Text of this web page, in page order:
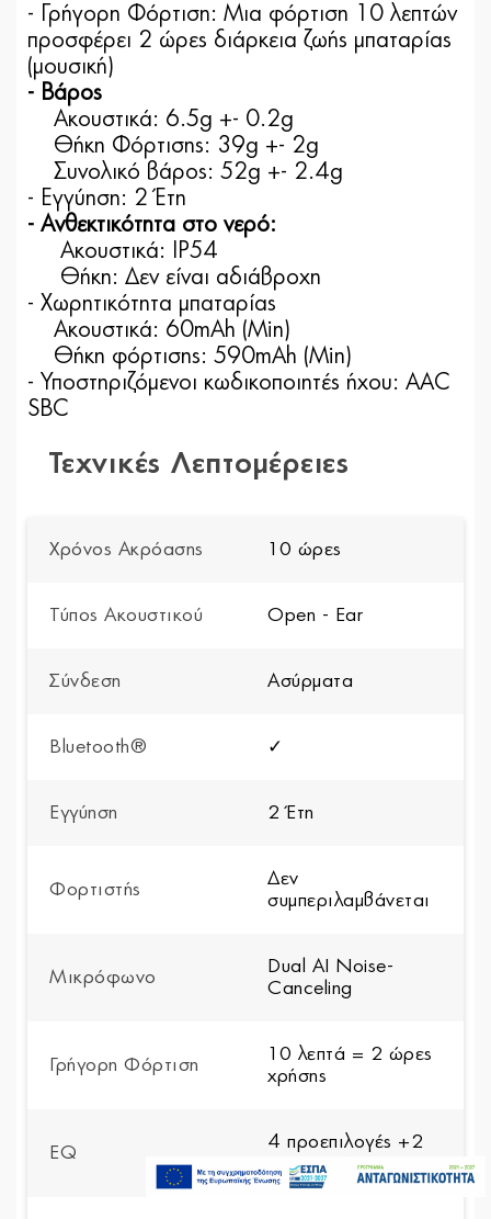
- Γρήγορη Φόρτιση: Μια φόρτιση 10 λεπτών
προσφέρει 2 ώρες διάρκεια ζωής μπαταρίας
(μουσική)
- Βάρος
Ακουστικά: 6.5g +- 0.2g
Θήκη Φόρτισης: 39g +- 2g
Συνολικό βάρος: 52g +- 2.4g
- Εγγύηση: 2 Έτη
- Ανθεκτικότητα στο νερό:
Ακουστικά: IP54
Θήκη: Δεν είναι αδιάβροχη
- Χωρητικότητα μπαταρίας
Ακουστικά: 60mAh (Min)
Θήκη φόρτισης: 590mAh (Min)
- Υποστηριζόμενοι κωδικοποιητές ήχου: AAC
SBC
Τεχνικές Λεπτομέρειες
Χρόνος Ακρόασης 10 ώρες
Τύπος Ακουστικού Open - Ear
Σύνδεση Ασύρματα
Bluetooth® ✓
Εγγύηση 2 Έτη
Φορτιστής
Δεν
συμπεριλαμβάνεται
Μικρόφωνο
Dual AI Noise-
Canceling
Γρήγορη Φόρτιση
10 λεπτά = 2 ώρες
χρήσης
EQ
4 προεπιλογές +2
προσαρμόσιμες
Διαθέσιμο Κατόπιν
199,00€